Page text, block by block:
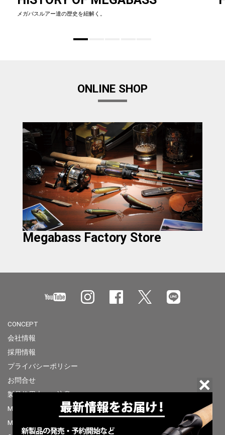
メガバスルアー達の歴史を紐解く。
ONLINE SHOP
Megabass Factory Store
CONCEPT
会社情報
採用情報
プライバシーポリシー
お問合せ
製品使用上のご注意
Megabass of America
Megabass Factory Store